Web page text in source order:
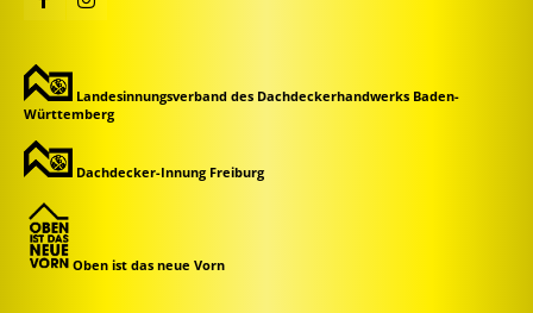
Landesinnungsverband des Dachdeckerhandwerks Baden-
Württemberg
Dachdecker-Innung Freiburg
Oben ist das neue Vorn